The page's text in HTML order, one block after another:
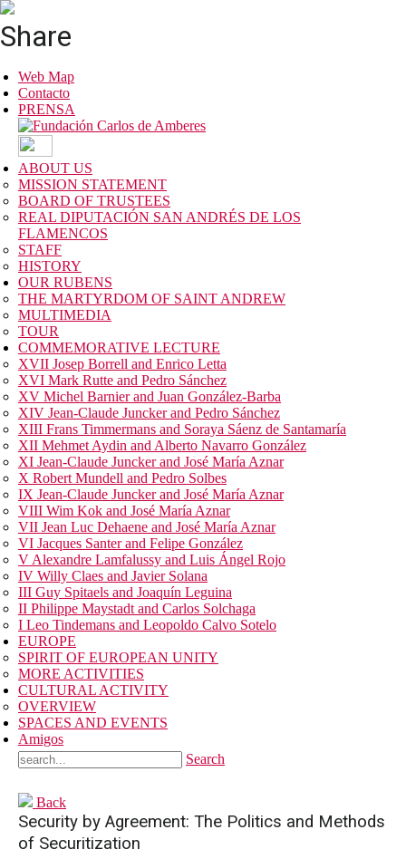
Share
Web Map
Contacto
PRENSA
ABOUT US
MISSION STATEMENT
BOARD OF TRUSTEES
REAL DIPUTACIÓN SAN ANDRÉS DE LOS
FLAMENCOS
STAFF
HISTORY
OUR RUBENS
THE MARTYRDOM OF SAINT ANDREW
MULTIMEDIA
TOUR
COMMEMORATIVE LECTURE
XVII Josep Borrell and Enrico Letta
XVI Mark Rutte and Pedro Sánchez
XV Michel Barnier and Juan González-Barba
XIV Jean-Claude Juncker and Pedro Sánchez
XIII Frans Timmermans and Soraya Sáenz de Santamaría
XII Mehmet Aydin and Alberto Navarro González
XI Jean-Claude Juncker and José María Aznar
X Robert Mundell and Pedro Solbes
IX Jean-Claude Juncker and José María Aznar
VIII Wim Kok and José María Aznar
VII Jean Luc Dehaene and José María Aznar
VI Jacques Santer and Felipe González
V Alexandre Lamfalussy and Luis Ángel Rojo
IV Willy Claes and Javier Solana
III Guy Spitaels and Joaquín Leguina
II Philippe Maystadt and Carlos Solchaga
I Leo Tindemans and Leopoldo Calvo Sotelo
EUROPE
SPIRIT OF EUROPEAN UNITY
MORE ACTIVITIES
CULTURAL ACTIVITY
OVERVIEW
SPACES AND EVENTS
Amigos
Search
Back
Security by Agreement: The Politics and Methods
of Securitization